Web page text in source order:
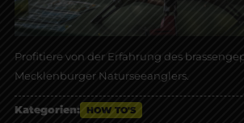
Profitiere von der Erfahrung des
Mecklenburger Naturseeanglers.
Kategorien: HOW TO'S